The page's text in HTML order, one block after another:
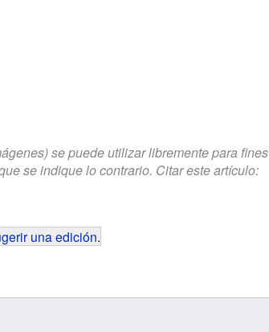
se puede utilizar libremente para fines
se indique lo contrario. Citar este artículo:
una edición.